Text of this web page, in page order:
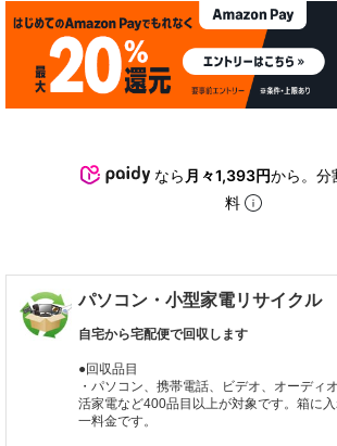
なら 月々1,393円から。分
料
パソコン・小型家電リサイクル
自宅から宅配便で回収します
●回収品目
・パソコン、携帯電話、ビデオ、オーディ
活家電など400品目以上が対象です。箱に
一料金です。